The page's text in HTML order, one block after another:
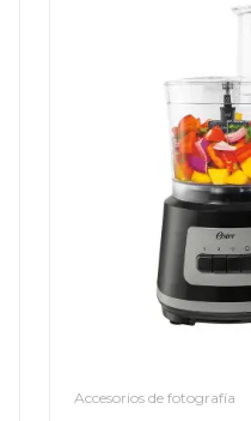
Accesorios de fotografía